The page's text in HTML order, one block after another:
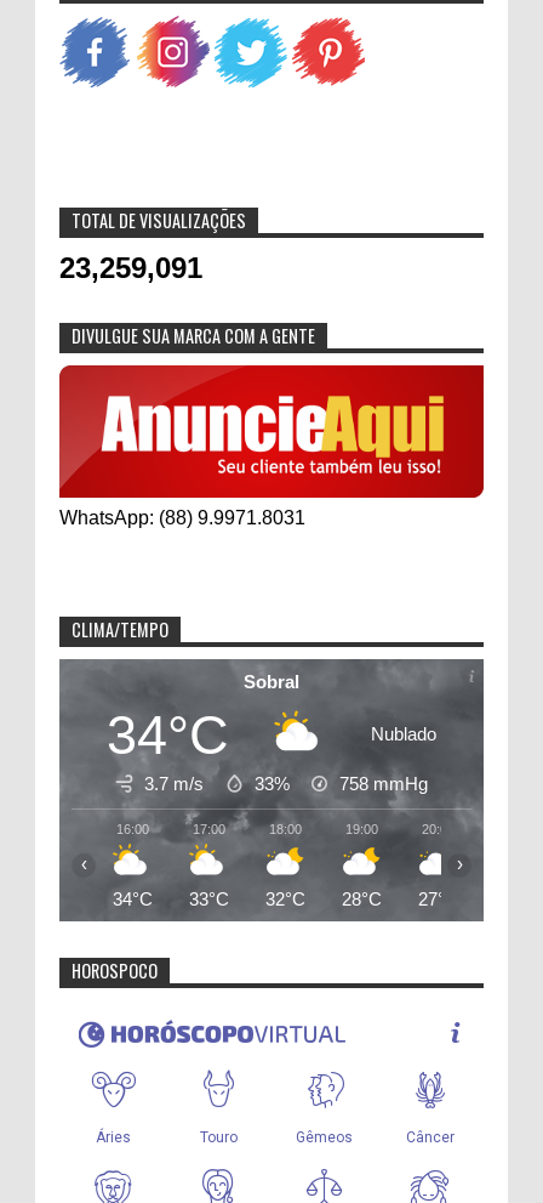
TOTAL DE VISUALIZAÇÕES
23,259,091
DIVULGUE SUA MARCA COM A GENTE
WhatsApp: (88) 9.9971.8031
CLIMA/TEMPO
Sobral
34°C Nublado
3.7 m/s 33% 758 mmHg
16:00
34°C
17:00
33°C
18:00
32°C
19:00
28°C
20:00
27°C
‹ ›
HOROSPOCO